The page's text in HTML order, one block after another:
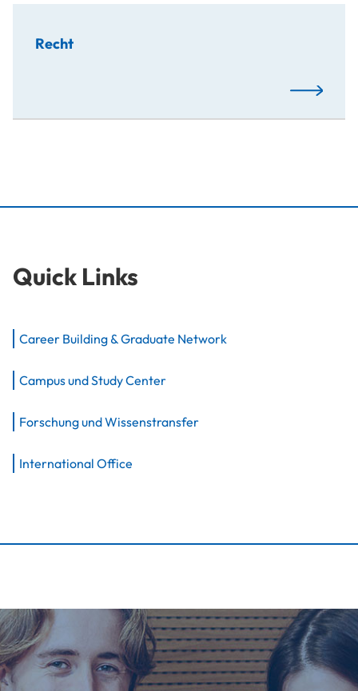
Recht
Mehr…
Quick Links
Career Building & Graduate Network
Campus und Study Center
Forschung und Wissenstransfer
International Office